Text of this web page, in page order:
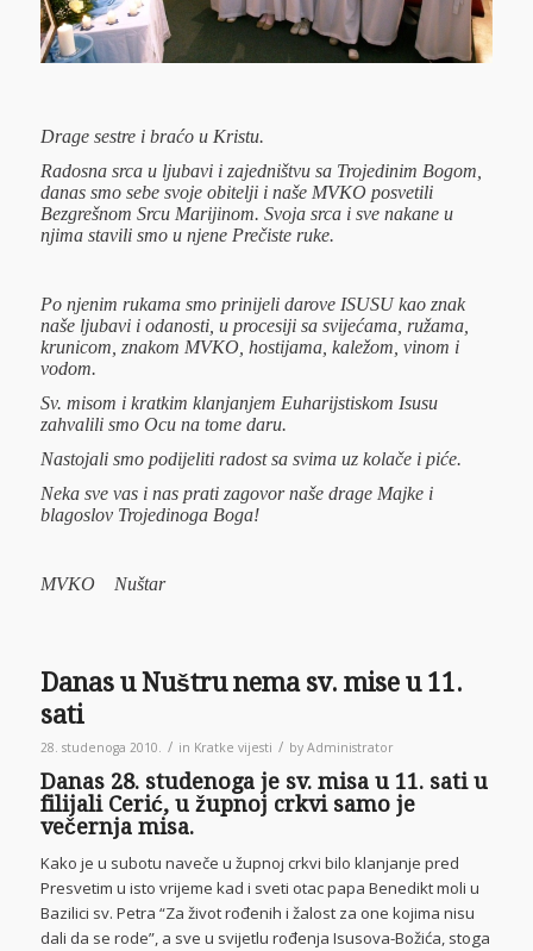
Drage sestre i braćo u Kristu.
Radosna srca u ljubavi i zajedništvu sa Trojedinim Bogom,
danas smo sebe svoje obitelji i naše MVKO posvetili
Bezgrešnom Srcu Marijinom. Svoja srca i sve nakane u
njima stavili smo u njene Prečiste ruke.
Po njenim rukama smo prinijeli darove ISUSU kao znak
naše ljubavi i odanosti, u procesiji sa svijećama, ružama,
krunicom, znakom MVKO, hostijama, kaležom, vinom i
vodom.
Sv. misom i kratkim klanjanjem Euharijstiskom Isusu
zahvalili smo Ocu na tome daru.
Nastojali smo podijeliti radost sa svima uz kolače i piće.
Neka sve vas i nas prati zagovor naše drage Majke i
blagoslov Trojedinoga Boga!
MVKO Nuštar
Danas u Nuštru nema sv. mise u 11.
sati
28. studenoga 2010. / in Kratke vijesti / by Administrator
Danas 28. studenoga je sv. misa u 11. sati u
filijali Cerić, u župnoj crkvi samo je
večernja misa.
Kako je u subotu naveče u župnoj crkvi bilo klanjanje pred
Presvetim u isto vrijeme kad i sveti otac papa Benedikt moli u
Bazilici sv. Petra “Za život rođenih i žalost za one kojima nisu
dali da se rode”, a sve u svijetlu rođenja Isusova-Božića, stoga